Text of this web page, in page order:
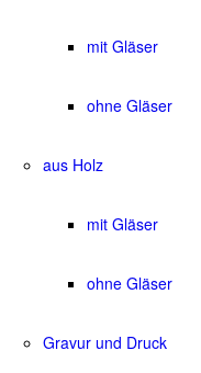
mit Gläser
ohne Gläser
aus Holz
mit Gläser
ohne Gläser
Gravur und Druck